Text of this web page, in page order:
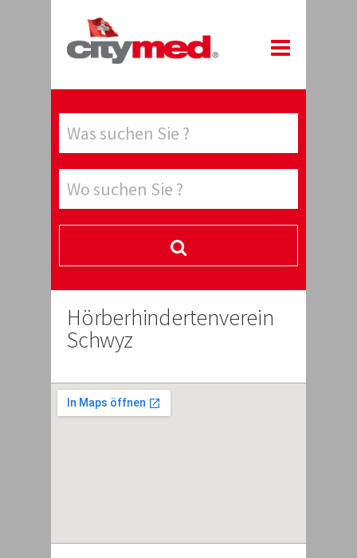
Hörberhindertenverein
Schwyz